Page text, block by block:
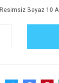
Resimsiz Beyaz 10